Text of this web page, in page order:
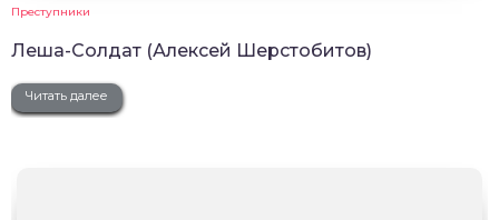
Преступники
Леша-Солдат (Алексей Шерстобитов)
Читать далее